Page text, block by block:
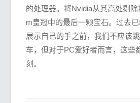
的处理器。将Nvidia从其高处剔
m皇冠中的最后一颗宝石。过去
展示自己的手之前，我们不应该
车，但对于PC爱好者而言，这些
刻。